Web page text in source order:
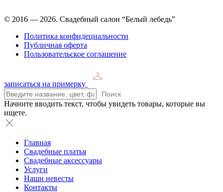
© 2016 — 2026. Свадебный салон “Белый лебедь”
Политика конфидециальности
Публичная оферта
Пользовательское соглашение
записаться на примерку
Поиск
Начните вводить текст, чтобы увидеть товары, которые вы
ищете.
Главная
Свадебные платья
Свадебные аксессуары
Услуги
Наши невесты
Контакты